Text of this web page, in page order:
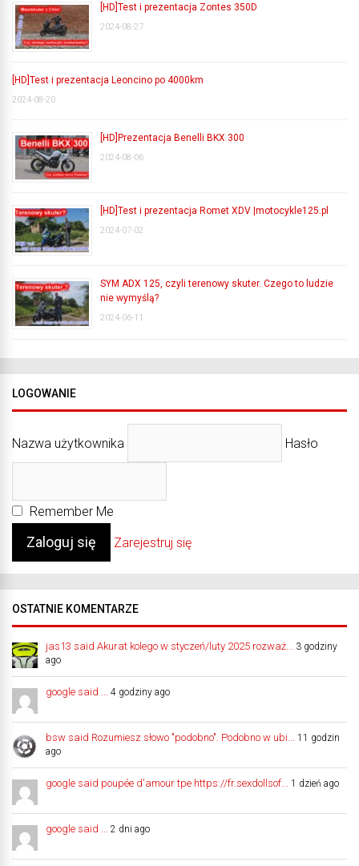
[HD]Test i prezentacja Zontes 350D
2024-08-27
[HD]Test i prezentacja Leoncino po 4000km
2024-08-20
[HD]Prezentacja Benelli BKX 300
2024-08-06
[HD]Test i prezentacja Romet XDV |motocykle125.pl
2024-07-02
SYM ADX 125, czyli terenowy skuter. Czego to ludzie
nie wymyślą?
2024-06-11
LOGOWANIE
Nazwa użytkownika Hasło
Remember Me
Zarejestruj się
OSTATNIE KOMENTARZE
jas13 said Akurat kolego w styczeń/luty 2025 rozważ...
3 godziny
ago
google said ... 4 godziny ago
bsw said Rozumiesz słowo "podobno". Podobno w ubi...
11 godzin
ago
google said poupée d'amour tpe https://fr.sexdollsof... 1 dzień ago
google said ... 2 dni ago